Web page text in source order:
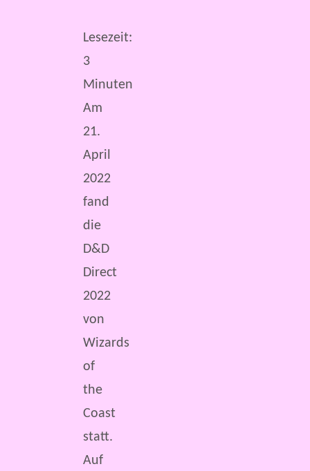
Lesezeit:
3
Minuten
Am
21.
April
2022
fand
die
D&D
Direct
2022
von
Wizards
of
the
Coast
statt.
Auf